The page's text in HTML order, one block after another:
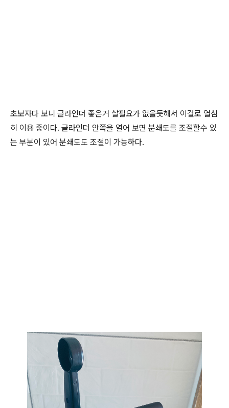
초보자다 보니 글라인더 좋은거 살필요가 없을듯해서 이걸로 열심
히 이용 중이다. 글라인더 안쪽을 열어 보면 분쇄도를 조절할수 있
는 부분이 있어 분쇄도도 조절이 가능하다.